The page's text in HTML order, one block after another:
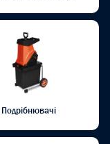
Подрібнювачі